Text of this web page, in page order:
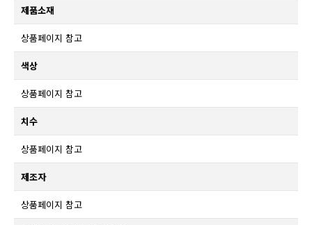
제품소재
상품페이지 참고
색상
상품페이지 참고
치수
상품페이지 참고
제조자
상품페이지 참고